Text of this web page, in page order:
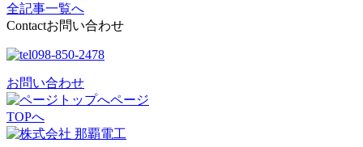
全記事一覧へ
Contactお問い合わせ
098-850-2478
お問い合わせ
ページ
TOPへ